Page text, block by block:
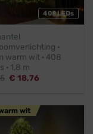
408 LEDs
·
warm wit · 408
· 1,8 m
Oorspronkelijke
€ 18,76Huidige
wit